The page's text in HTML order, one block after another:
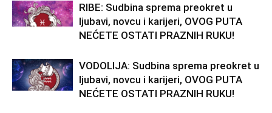
RIBE: Sudbina sprema preokret u
ljubavi, novcu i karijeri, OVOG PUTA
NEĆETE OSTATI PRAZNIH RUKU!
VODOLIJA: Sudbina sprema preokret u
ljubavi, novcu i karijeri, OVOG PUTA
NEĆETE OSTATI PRAZNIH RUKU!